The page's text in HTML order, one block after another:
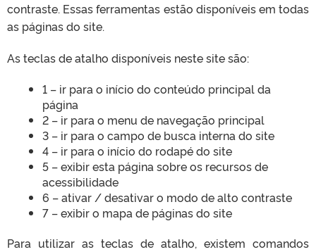
contraste. Essas ferramentas estão disponíveis em todas
as páginas do site.
As teclas de atalho disponíveis neste site são:
1 – ir para o início do conteúdo principal da
página
2 – ir para o menu de navegação principal
3 – ir para o campo de busca interna do site
4 – ir para o início do rodapé do site
5 – exibir esta página sobre os recursos de
acessibilidade
6 – ativar / desativar o modo de alto contraste
7 – exibir o mapa de páginas do site
Para utilizar as teclas de atalho, existem comandos